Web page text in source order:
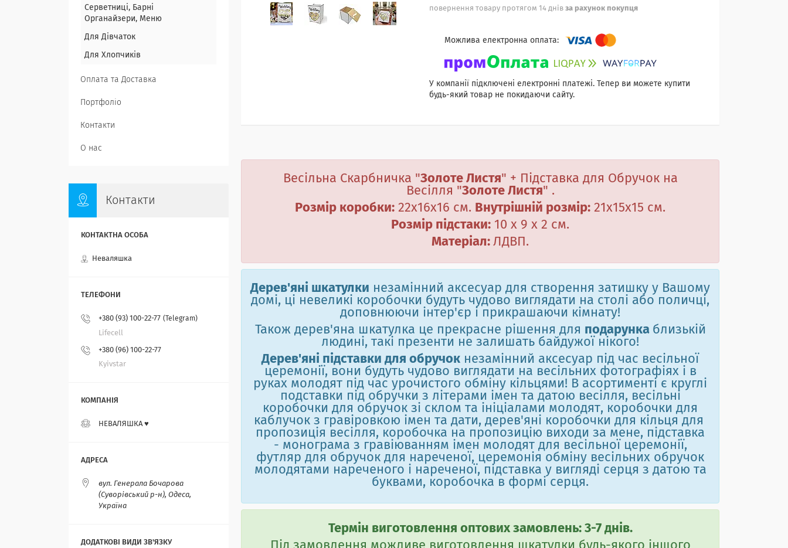
повернення товару протягом 14 днів за рахунок покупця
У компанії підключені електронні платежі. Тепер ви можете купити
будь-який товар не покидаючи сайту.
Весільна Скарбничка "Золоте Листя" + Підставка для Обручок на
Весілля "Золоте Листя" .
Розмір коробки: 22х16х16 см. Внутрішній розмір: 21х15х15 см.
Розмір підстаки: 10 х 9 х 2 см.
Матеріал: ЛДВП .
Дерев'яні шкатулки незамінний аксесуар для створення затишку у Вашому
домі, ці невеликі коробочки будуть чудово виглядати на столі або поличці,
доповнюючи інтер'єр і прикрашаючи кімнату!
Також дерев'яна шкатулка це прекрасне рішення для подарунка близькій
людині, такі презенти не залишать байдужої нікого!
Дерев'яні підставки для обручок незамінний аксесуар під час весільної
церемонії, вони будуть чудово виглядати на весільних фотографіях і в
руках молодят під час урочистого обміну кільцями! В асортименті є круглі
подставки під обручки з літерами імен та датою весілля, весільні
коробочки для обручок зі склом та ініціалами молодят, коробочки для
каблучок з гравіровкою імен та дати, дерев'яні коробочки для кільця для
пропозиція весілля, коробочка на пропозицію виходи за мене, підставка
- монограма з гравіюванням імен молодят для весільної церемонії,
футляр для обручок для нареченої, церемонія обміну весільних обручок
молодятами нареченого і нареченої, підставка у вигляді серця з датою та
буквами, коробочка в формі серця.
Термін виготовлення оптових замовлень: 3-7 днів.
Серветниці, Барні
Органайзери, Меню
Для Дівчаток
Для Хлопчиків
Оплата та Доставка
Портфоліо
Контакти
О нас
Контакти
Неваляшка
+380 (93) 100-22-77 Telegram
Lifecell
+380 (96) 100-22-77
Kyivstar
НЕВАЛЯШКА ♥️
вул. Генерала Бочарова
(Суворівський р-н), Одеса,
Україна